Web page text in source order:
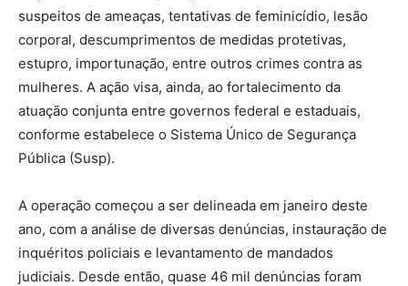
suspeitos de ameaças, tentativas de feminicídio, lesão
corporal, descumprimentos de medidas protetivas,
estupro, importunação, entre outros crimes contra as
mulheres. A ação visa, ainda, ao fortalecimento da
atuação conjunta entre governos federal e estaduais,
conforme estabelece o Sistema Único de Segurança
Pública (Susp).
A operação começou a ser delineada em janeiro deste
ano, com a análise de diversas denúncias, instauração de
inquéritos policiais e levantamento de mandados
judiciais. Desde então, quase 46 mil denúncias foram